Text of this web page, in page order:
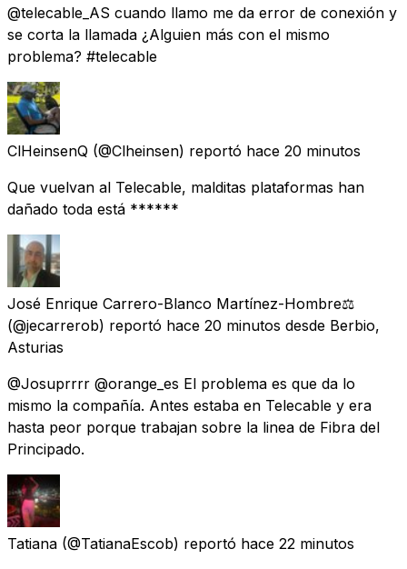
@telecable_AS cuando llamo me da error de conexión y
se corta la llamada ¿Alguien más con el mismo
problema? #telecable
ClHeinsenQ (@Clheinsen) reportó hace 20 minutos
Que vuelvan al Telecable, malditas plataformas han
dañado toda está ******
José Enrique Carrero-Blanco Martínez-Hombre⚖️
(@jecarrerob) reportó hace 20 minutos desde Berbio,
Asturias
@Josuprrrr @orange_es El problema es que da lo
mismo la compañía. Antes estaba en Telecable y era
hasta peor porque trabajan sobre la linea de Fibra del
Principado.
Tatiana (@TatianaEscob) reportó hace 22 minutos